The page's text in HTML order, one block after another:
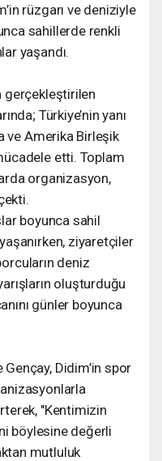
rüzgarı ve deniziyle
sahillerde renkli
yaşandı.
gerçekleştirilen
Türkiye’nin yanı
ve Amerika Birleşik
etti. Toplam
organizasyon,
boyunca sahil
ziyaretçiler
deniz
oluşturduğu
günler boyunca
Didim’in spor
"Kentimizin
böylesine değerli
mutluluk